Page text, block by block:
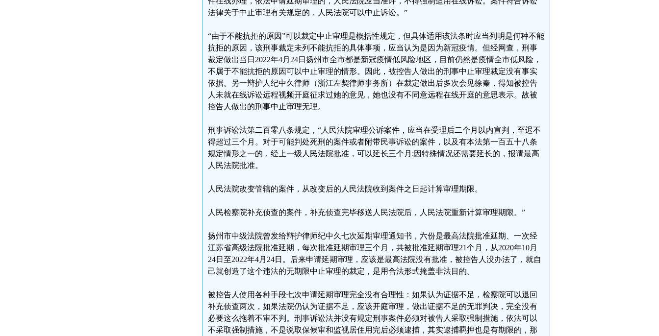
法律关于中止审理有关规定的，人民法院可以中止诉讼。”
“由于不能抗拒的原因”可以裁定中止审理是概括性规定，但具体适用该法条时应当列明是何种不能
抗拒的原因，该刑事裁定未列不能抗拒的具体事项，应当认为是因为新冠疫情。但经网查，刑事
裁定做出当日2022年4月24日扬州市全市都是新冠疫情低风险地区，目前仍然是疫情全市低风险，
不属于不能抗拒的原因可以中止审理的情形。因此，被控告人做出的刑事中止审理裁定没有事实
依据。另一辩护人纪中久律师（浙江左契律师事务所）在裁定做出后多次会见徐秦，得知被控告
人未就在线诉讼远程视频开庭征求过她的意见，她也没有不同意远程在线开庭的意思表示。故被
控告人做出的刑事中止审理无理。
刑事诉讼法第二百零八条规定，“人民法院审理公诉案件，应当在受理后二个月以内宣判，至迟不
得超过三个月。对于可能判处死刑的案件或者附带民事诉讼的案件，以及有本法第一百五十八条
规定情形之一的，经上一级人民法院批准，可以延长三个月;因特殊情况还需要延长的，报请最高
人民法院批准。
人民法院改变管辖的案件，从改变后的人民法院收到案件之日起计算审理期限。
人民检察院补充侦查的案件，补充侦查完毕移送人民法院后，人民法院重新计算审理期限。”
扬州市中级法院曾发给辩护律师纪中久七次延期审理通知书，六份是最高法院批准延期、一次经
江苏省高级法院批准延期，每次批准延期审理三个月，共被批准延期审理21个月，从2020年10月
24日至2022年4月24日。后来申请延期审理，应该是最高法院没有批准，被控告人没办法了，就自
己就创造了这个违法的无期限中止审理的裁定，是用合法形式掩盖非法目的。
被控告人使用各种手段七次申请延期审理完全没有合理性：如果认为证据不足，检察院可以退回
补充侦查两次，如果法院仍认为证据不足，应该开庭审理，做出证据不足的无罪判决，完全没有
必要这么拖着不审不判。刑事诉讼法并没有规定刑事案件必须对被告人采取强制措施，依法可以
不采取强制措施，不是说取保候审和监视居住用完后必须逮捕，其实逮捕羁押也是有期限的，那